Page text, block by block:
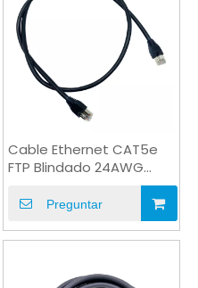
Cable Ethernet CAT5e
FTP Blindado 24AWG
4P8C RJ45 Patch Azul
Preguntar